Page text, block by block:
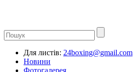
Для листів: 24boxing@gmail.com
Новини
Фотогалерея